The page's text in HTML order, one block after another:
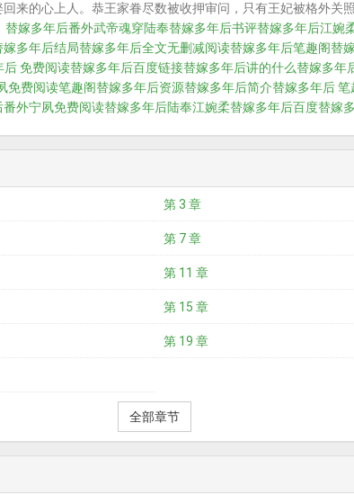
来的心上人。恭王家眷尽数被收押审问，只有王妃被格外关
替嫁多年后番外武帝魂穿陆奉替嫁多年后书评替嫁多年后江婉
嫁多年后结局替嫁多年后全文无删减阅读替嫁多年后笔趣阁替
后 免费阅读替嫁多年后百度链接替嫁多年后讲的什么替嫁多年
免费阅读笔趣阁替嫁多年后资源替嫁多年后简介替嫁多年后 笔
外宁夙免费阅读替嫁多年后陆奉江婉柔替嫁多年后百度替嫁
第 3 章
第 7 章
第 11 章
第 15 章
第 19 章
全部章节